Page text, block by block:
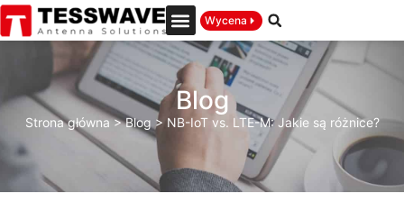
Wycena
Blog
Strona główna>Blog >NB-IoT vs. LTE-M: Jakie są różnice?